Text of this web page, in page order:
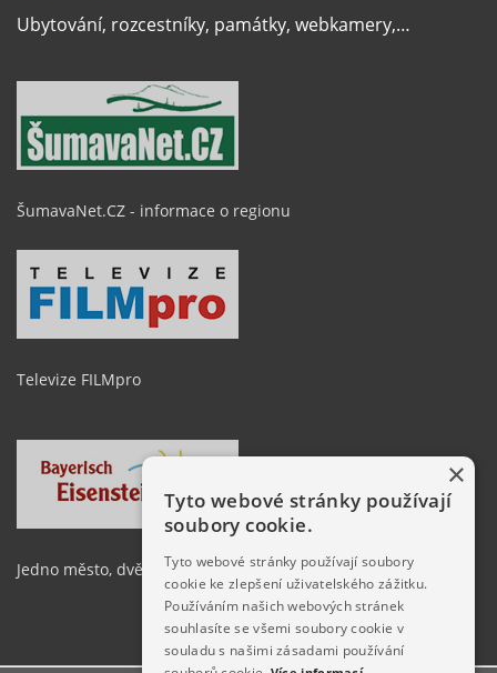
Ubytování, rozcestníky, památky, webkamery,…
ŠumavaNet.CZ - informace o regionu
Televize FILMpro
Jedno město, dvě země
×
Tyto webové stránky používají
soubory cookie.
Tyto webové stránky používají soubory
cookie ke zlepšení uživatelského zážitku.
Používáním našich webových stránek
souhlasíte se všemi soubory cookie v
souladu s našimi zásadami používání